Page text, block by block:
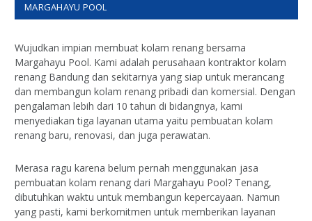
MARGAHAYU POOL
Wujudkan impian membuat kolam renang bersama
Margahayu Pool. Kami adalah perusahaan kontraktor kolam
renang Bandung dan sekitarnya yang siap untuk merancang
dan membangun kolam renang pribadi dan komersial. Dengan
pengalaman lebih dari 10 tahun di bidangnya, kami
menyediakan tiga layanan utama yaitu pembuatan kolam
renang baru, renovasi, dan juga perawatan.
Merasa ragu karena belum pernah menggunakan jasa
pembuatan kolam renang dari Margahayu Pool? Tenang,
dibutuhkan waktu untuk membangun kepercayaan. Namun
yang pasti, kami berkomitmen untuk memberikan layanan